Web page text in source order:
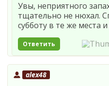
Увы, неприятного
тщательно не нюхал.
субботу в те же места
Ответить
alex48